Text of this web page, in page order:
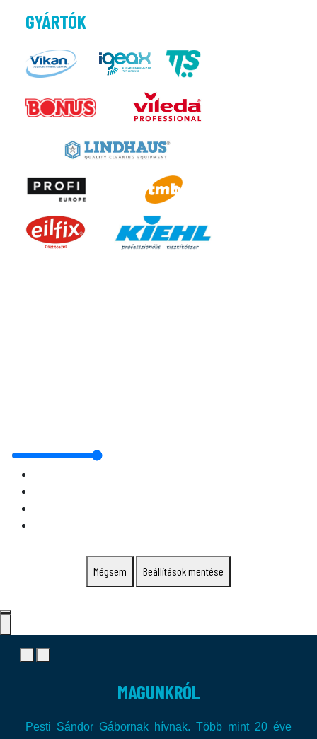
GYÁRTÓK
Mégsem Beállítások mentése
MAGUNKRÓL
Pesti Sándor Gábornak hívnak. Több mint 20 éve